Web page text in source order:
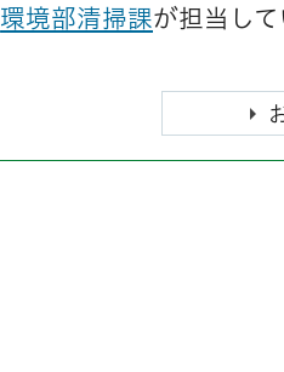
環境部清掃課が担当し